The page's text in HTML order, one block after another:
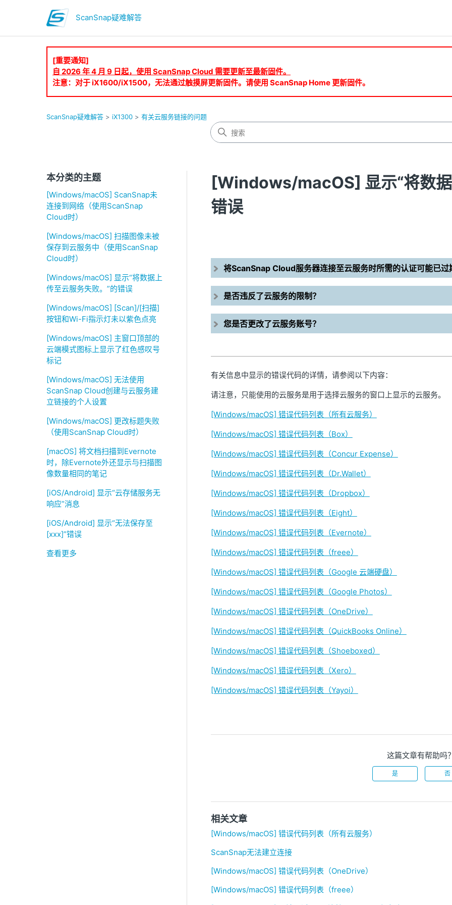
ScanSnap疑难解答
[重要通知]
自 2026 年 4 月 9 日起，使用 ScanSnap Cloud 需要更新至最新固件。
注意：对于 iX1600/iX1500，无法通过触摸屏更新固件。请使用 ScanSnap Home 更新固件。
ScanSnap疑难解答 iX1300 有关云服务链接的问题
本分类的主题
[Windows/macOS] ScanSnap未
连接到网络（使用ScanSnap
Cloud时）
[Windows/macOS] 扫描图像未被
保存到云服务中（使用ScanSnap
Cloud时）
[Windows/macOS] 显示“将数据上
传至云服务失败。”的错误
[Windows/macOS] [Scan]/[扫描]
按钮和Wi-Fi指示灯未以紫色点亮
[Windows/macOS] 主窗口顶部的
云端模式图标上显示了红色感叹号
标记
[Windows/macOS] 无法使用
ScanSnap Cloud创建与云服务建
立链接的个人设置
[Windows/macOS] 更改标题失败
（使用ScanSnap Cloud时）
[macOS] 将文档扫描到Evernote
时，除Evernote外还显示与扫描图
像数量相同的笔记
[iOS/Android] 显示“云存储服务无
响应”消息
[iOS/Android] 显示“无法保存至
[xxx]”错误
查看更多
[Windows/macOS] 显示“将数
错误
将ScanSnap Cloud服务器连接至云服务时所需的认证可能已过
是否违反了云服务的限制？
您是否更改了云服务账号？
有关信息中显示的错误代码的详情，请参阅以下内容：
请注意，只能使用的云服务是用于选择云服务的窗口上显示的云服务。
[Windows/macOS] 错误代码列表（所有云服务）
[Windows/macOS] 错误代码列表（Box）
[Windows/macOS] 错误代码列表（Concur Expense）
[Windows/macOS] 错误代码列表（Dr.Wallet）
[Windows/macOS] 错误代码列表（Dropbox）
[Windows/macOS] 错误代码列表（Eight）
[Windows/macOS] 错误代码列表（Evernote）
[Windows/macOS] 错误代码列表（freee）
[Windows/macOS] 错误代码列表（Google 云端硬盘）
[Windows/macOS] 错误代码列表（Google Photos）
[Windows/macOS] 错误代码列表（OneDrive）
[Windows/macOS] 错误代码列表（QuickBooks Online）
[Windows/macOS] 错误代码列表（Shoeboxed）
[Windows/macOS] 错误代码列表（Xero）
[Windows/macOS] 错误代码列表（Yayoi）
这篇文章有帮助吗
是 否
相关文章
[Windows/macOS] 错误代码列表（所有云服务）
ScanSnap无法建立连接
[Windows/macOS] 错误代码列表（OneDrive）
[Windows/macOS] 错误代码列表（freee）